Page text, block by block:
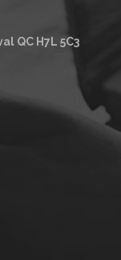
QC H7L 5C3